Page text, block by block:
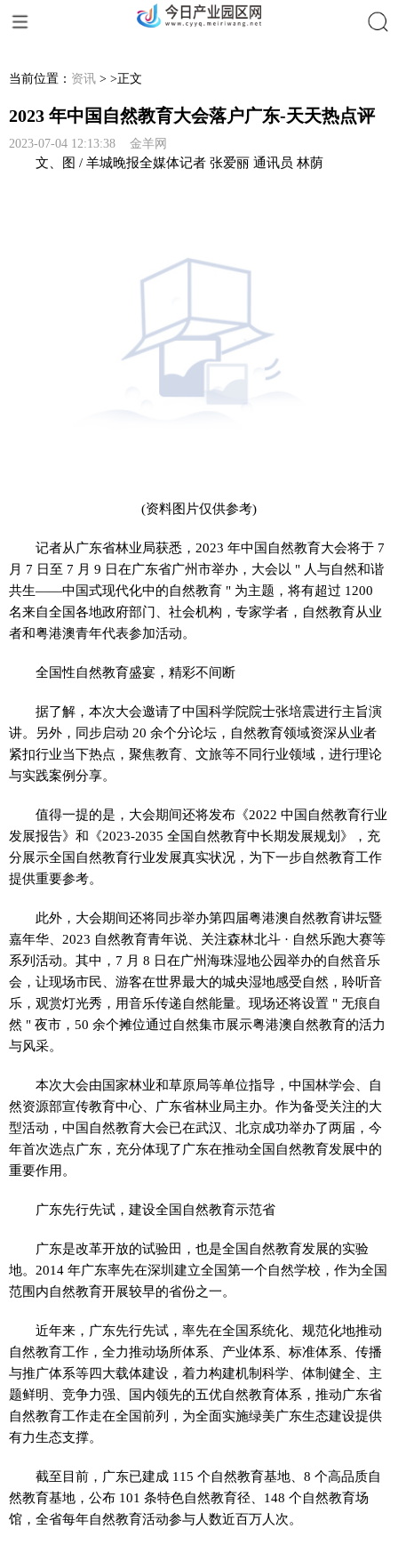
当前位置： 资讯 > >正文
2023 年中国自然教育大会落户广东-天天热点评
2023-07-04 12:13:38 金羊网
文、图 / 羊城晚报全媒体记者 张爱丽 通讯员 林荫
(资料图片仅供参考)
记者从广东省林业局获悉，2023 年中国自然教育大会将于 7
月 7 日至 7 月 9 日在广东省广州市举办，大会以 " 人与自然和谐
共生——中国式现代化中的自然教育 " 为主题，将有超过 1200
名来自全国各地政府部门、社会机构，专家学者，自然教育从业
者和粤港澳青年代表参加活动。
全国性自然教育盛宴，精彩不间断
据了解，本次大会邀请了中国科学院院士张培震进行主旨演
讲。另外，同步启动 20 余个分论坛，自然教育领域资深从业者
紧扣行业当下热点，聚焦教育、文旅等不同行业领域，进行理论
与实践案例分享。
值得一提的是，大会期间还将发布《2022 中国自然教育行业
发展报告》和《2023-2035 全国自然教育中长期发展规划》，充
分展示全国自然教育行业发展真实状况，为下一步自然教育工作
提供重要参考。
此外，大会期间还将同步举办第四届粤港澳自然教育讲坛暨
嘉年华、2023 自然教育青年说、关注森林北斗 · 自然乐跑大赛等
系列活动。其中，7 月 8 日在广州海珠湿地公园举办的自然音乐
会，让现场市民、游客在世界最大的城央湿地感受自然，聆听音
乐，观赏灯光秀，用音乐传递自然能量。现场还将设置 " 无痕自
然 " 夜市，50 余个摊位通过自然集市展示粤港澳自然教育的活力
与风采。
本次大会由国家林业和草原局等单位指导，中国林学会、自
然资源部宣传教育中心、广东省林业局主办。作为备受关注的大
型活动，中国自然教育大会已在武汉、北京成功举办了两届，今
年首次选点广东，充分体现了广东在推动全国自然教育发展中的
重要作用。
广东先行先试，建设全国自然教育示范省
广东是改革开放的试验田，也是全国自然教育发展的实验
地。2014 年广东率先在深圳建立全国第一个自然学校，作为全国
范围内自然教育开展较早的省份之一。
近年来，广东先行先试，率先在全国系统化、规范化地推动
自然教育工作，全力推动场所体系、产业体系、标准体系、传播
与推广体系等四大载体建设，着力构建机制科学、体制健全、主
题鲜明、竞争力强、国内领先的五优自然教育体系，推动广东省
自然教育工作走在全国前列，为全面实施绿美广东生态建设提供
有力生态支撑。
截至目前，广东已建成 115 个自然教育基地、8 个高品质自
然教育基地，公布 101 条特色自然教育径、148 个自然教育场
馆，全省每年自然教育活动参与人数近百万人次。